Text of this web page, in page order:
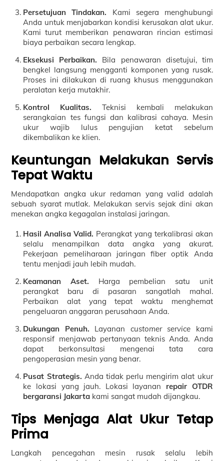
Persetujuan Tindakan. Kami segera menghubungi
Anda untuk menjabarkan kondisi kerusakan alat ukur.
Kami turut memberikan penawaran rincian estimasi
biaya perbaikan secara lengkap.
Eksekusi Perbaikan. Bila penawaran disetujui, tim
bengkel langsung mengganti komponen yang rusak.
Proses ini dilakukan di ruang khusus menggunakan
peralatan kerja mutakhir.
Kontrol Kualitas. Teknisi kembali melakukan
serangkaian tes fungsi dan kalibrasi cahaya. Mesin
ukur wajib lulus pengujian ketat sebelum
dikembalikan ke klien.
Keuntungan Melakukan Servis
Tepat Waktu
Mendapatkan angka ukur redaman yang valid adalah
sebuah syarat mutlak. Melakukan servis sejak dini akan
menekan angka kegagalan instalasi jaringan.
Hasil Analisa Valid. Perangkat yang terkalibrasi akan
selalu menampilkan data angka yang akurat.
Pekerjaan pemeliharaan jaringan fiber optik Anda
tentu menjadi jauh lebih mudah.
Keamanan Aset. Harga pembelian satu unit
perangkat baru di pasaran sangatlah mahal.
Perbaikan alat yang tepat waktu menghemat
pengeluaran anggaran perusahaan Anda.
Dukungan Penuh. Layanan customer service kami
responsif menjawab pertanyaan teknis Anda. Anda
dapat berkonsultasi mengenai tata cara
pengoperasian mesin yang benar.
Pusat Strategis. Anda tidak perlu mengirim alat ukur
ke lokasi yang jauh. Lokasi layanan repair OTDR
bergaransi Jakarta kami sangat mudah dijangkau.
Tips Menjaga Alat Ukur Tetap
Prima
Langkah pencegahan mesin rusak selalu lebih